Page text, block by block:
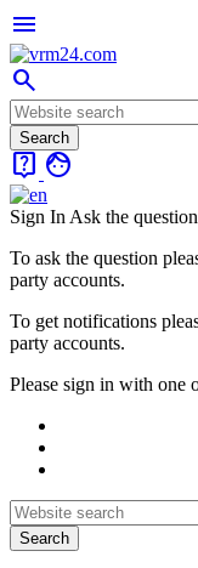
menu
search
live_help face
Sign In Ask the question
To ask the question
party accounts.
To get notifications
party accounts.
Please sign in with one